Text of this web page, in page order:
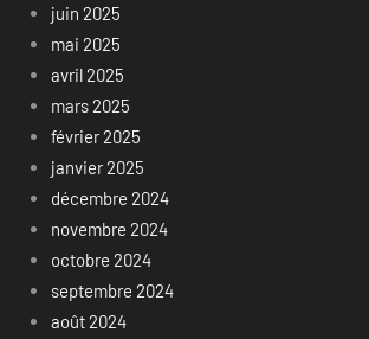
juin 2025
mai 2025
avril 2025
mars 2025
février 2025
janvier 2025
décembre 2024
novembre 2024
octobre 2024
septembre 2024
août 2024